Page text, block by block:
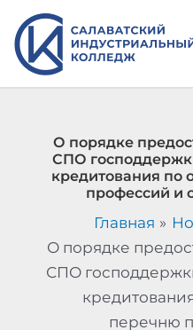
Перейти
содержимому
О порядке
СПО
кредитования по
профессий и
Главная
О порядке
СПО
перечню